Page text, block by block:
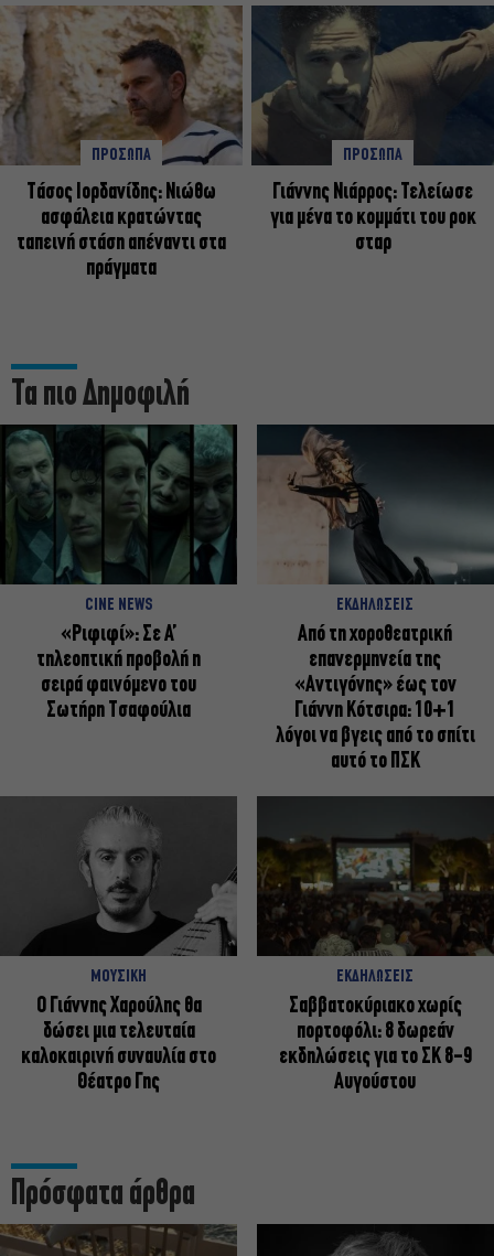
ΠΡΟΣΩΠΑ
Tάσος Ιορδανίδης: Νιώθω
ασφάλεια κρατώντας
ταπεινή στάση απέναντι στα
πράγματα
ΠΡΟΣΩΠΑ
Γιάννης Νιάρρος: Τελείωσε
για μένα το κομμάτι του ροκ
σταρ
Τα πιο Δημοφιλή
CINE NEWS
«Ριφιφί»: Σε Α’
τηλεοπτική προβολή η
σειρά φαινόμενο του
Σωτήρη Τσαφούλια
ΕΚΔΗΛΩΣΕΙΣ
Από τη χοροθεατρική
επανερμηνεία της
«Αντιγόνης» έως τον
Γιάννη Κότσιρα: 10+1
λόγοι να βγεις από το σπίτι
αυτό το ΠΣΚ
ΜΟΥΣΙΚΗ
Ο Γιάννης Χαρούλης θα
δώσει μια τελευταία
καλοκαιρινή συναυλία στο
Θέατρο Γης
ΕΚΔΗΛΩΣΕΙΣ
Σαββατοκύριακο χωρίς
πορτοφόλι: 8 δωρεάν
εκδηλώσεις για το ΣΚ 8-9
Αυγούστου
Πρόσφατα άρθρα